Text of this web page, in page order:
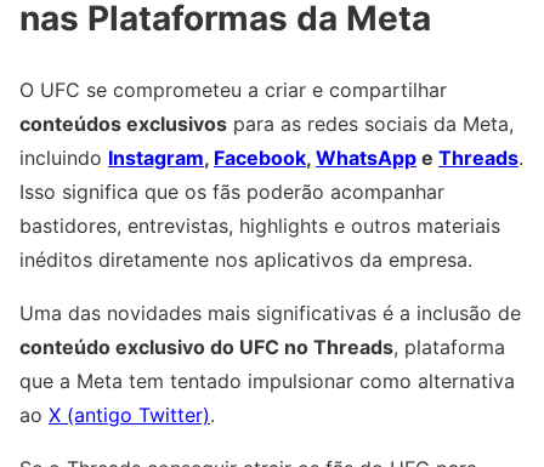
nas Plataformas da Meta
O UFC se comprometeu a criar e compartilhar
conteúdos exclusivos para as redes sociais da Meta,
incluindo Instagram, Facebook, WhatsApp e Threads.
Isso significa que os fãs poderão acompanhar
bastidores, entrevistas, highlights e outros materiais
inéditos diretamente nos aplicativos da empresa.
Uma das novidades mais significativas é a inclusão de
conteúdo exclusivo do UFC no Threads, plataforma
que a Meta tem tentado impulsionar como alternativa
ao X (antigo Twitter).